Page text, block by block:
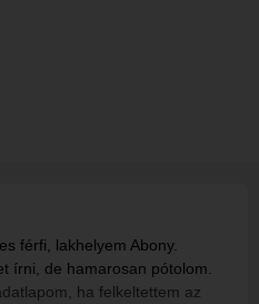
férfi, lakhelyem Abony.
írni, de hamarosan pótolom.
ha felkeltettem az